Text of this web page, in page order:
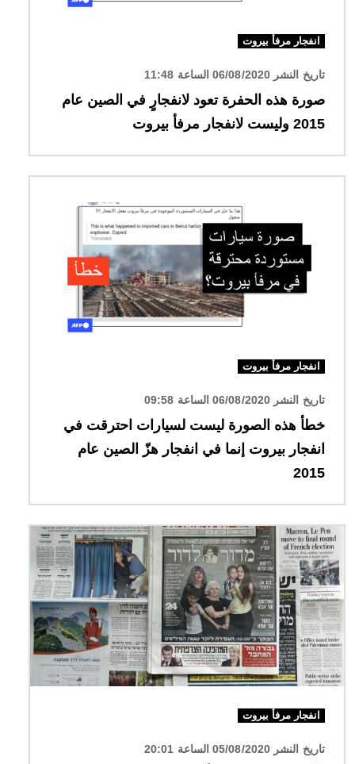
انفجار مرفأ بيروت
تاريخ النشر 06/08/2020 الساعة 11:48
صورة هذه الحفرة تعود لانفجارٍ في الصين عام
2015 وليست لانفجار مرفأ بيروت
انفجار مرفأ بيروت
تاريخ النشر 06/08/2020 الساعة 09:58
خطأ هذه الصورة ليست لسيارات احترقت في
انفجار بيروت إنما في انفجار هزّ الصين عام
2015
الصورة
انفجار مرفأ بيروت
تاريخ النشر 05/08/2020 الساعة 20:01